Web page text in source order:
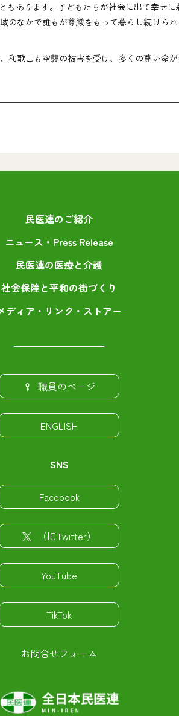
あります。子どもたちが社会に出て幸せに
なかで誰もが尊厳をもって暮らし続けら
歌山も空襲の被害を受け、多くの尊い命
民医連のご紹介
ニュース・Press Release
民医連の医療と介護
社会保障と平和の街づくり
ディア・リンク・ストアー
職員のページ
ENGLISH
SNS
Facebook
（旧Twitter）
YouTube
TikTok
お問合せフォーム